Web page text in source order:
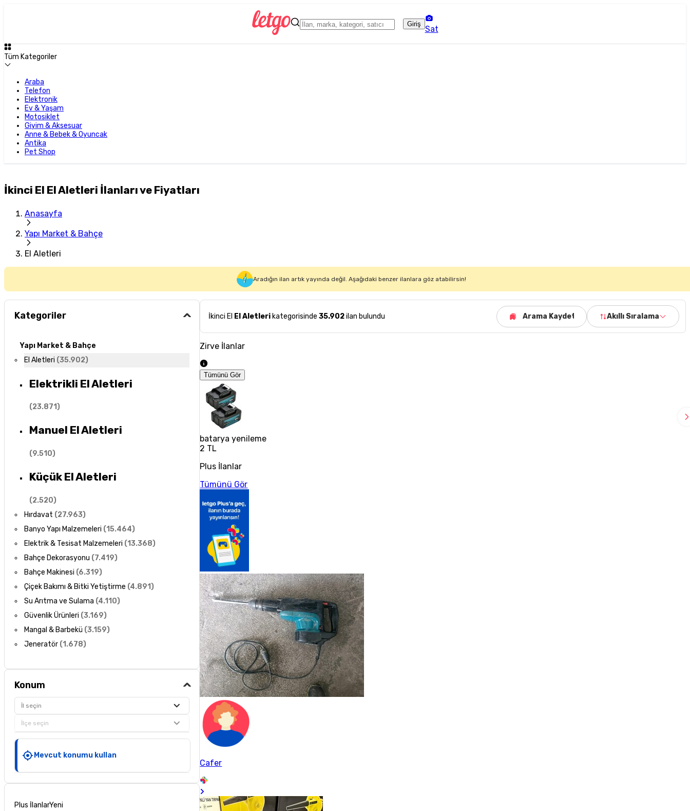
Giriş
Sat
Tüm Kategoriler
Araba
Telefon
Elektronik
Ev & Yaşam
Motosiklet
Giyim & Aksesuar
Anne & Bebek & Oyuncak
Antika
Pet Shop
İkinci El El Aletleri İlanları ve Fiyatları
Anasayfa
Yapı Market & Bahçe
El Aletleri
Aradığın ilan artık yayında değil. Aşağıdaki benzer ilanlara göz atabilirsin!
Kategoriler
Yapı Market & Bahçe
El Aletleri (35.902)
Elektrikli El Aletleri
(23.871)
Manuel El Aletleri
(9.510)
Küçük El Aletleri
(2.520)
Hırdavat (27.963)
Banyo Yapı Malzemeleri (15.464)
Elektrik & Tesisat Malzemeleri (13.368)
Bahçe Dekorasyonu (7.419)
Bahçe Makinesi (6.319)
Çiçek Bakımı & Bitki Yetiştirme (4.891)
Su Arıtma ve Sulama (4.110)
Güvenlik Ürünleri (3.169)
Mangal & Barbekü (3.159)
Jeneratör (1.678)
Konum
İl seçin
İlçe seçin
Mevcut konumu kullan
Plus İlanlarYeni
İkinci El El Aletleri kategorisinde 35.902ilan bulundu Arama Kaydet Akıllı Sıralama
Zirve İlanlar
Tümünü Gör
batarya yenileme
2 TL
Plus İlanlar
Tümünü Gör
Cafer